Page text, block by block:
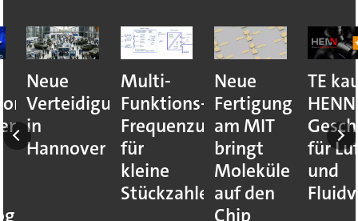
Neue
Verteidigungsmesse
in
Hannover
Multi-
Funktions-
Frequenzumrichter
für
kleine
Stückzahlen
Neue
Fertigung
am MIT
bringt
Moleküle
auf den
TE kauft
HENN-
Geschäft
für Luft-
und